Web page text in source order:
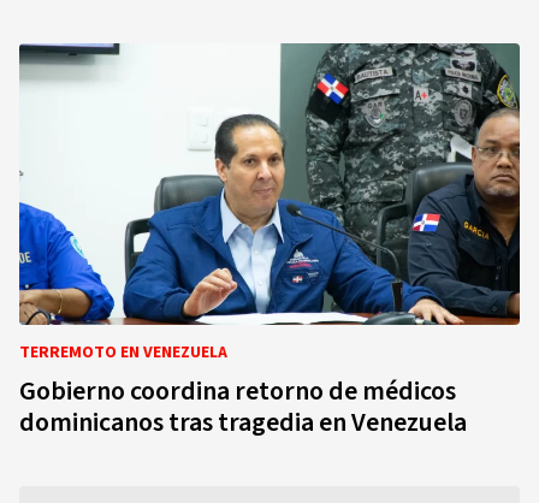
TERREMOTO EN VENEZUELA
Gobierno coordina retorno de médicos
dominicanos tras tragedia en Venezuela